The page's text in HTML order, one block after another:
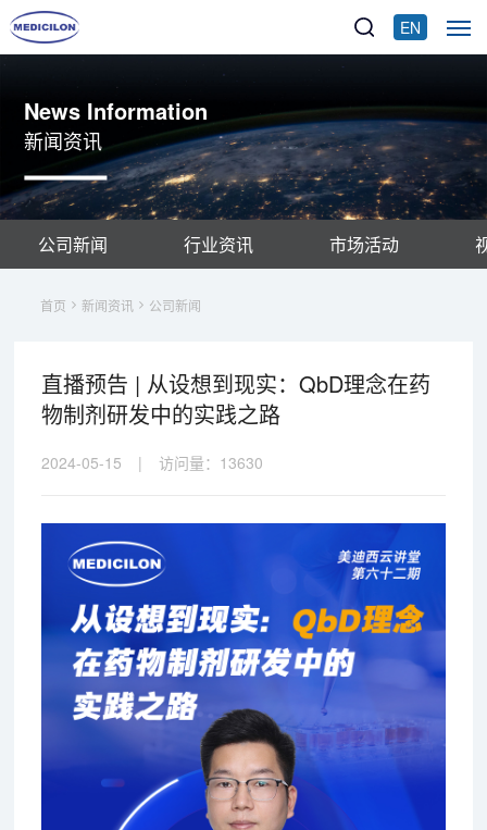
EN
News Information
新闻资讯
公司新闻 行业资讯 市场活动
首页 新闻资讯 公司新闻
直播预告 | 从设想到现实：QbD理念在药
物制剂研发中的实践之路
2024-05-15 | 访问量： 13630